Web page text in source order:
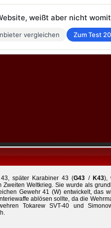
43, später Karabiner 43 (G43 / K43),
Zweiten Weltkrieg. Sie wurde als
Gewehr 41 (W) entwickelt, das
ablösen sollte, da die
Tokarew SVT-40 und
weißt aber nicht
vergleichen Zum Test